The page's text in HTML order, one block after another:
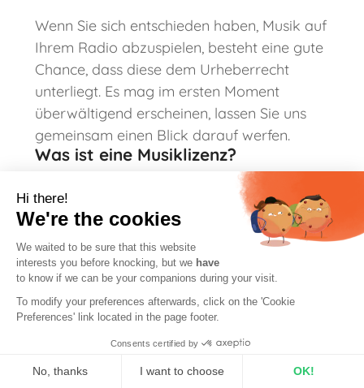
Wenn Sie sich entschieden haben, Musik auf
Ihrem Radio abzuspielen, besteht eine gute
Chance, dass diese dem Urheberrecht
unterliegt. Es mag im ersten Moment
überwältigend erscheinen, lassen Sie uns
gemeinsam einen Blick darauf werfen.
Was ist eine Musiklizenz?
Eine Musiklizenz ist eine Vereinbarung
zwischen einem Musiknutzer und dem
Eigentümer dieser Musik, die besagt, dass
er seine Erlaubnis zur Verwendung seiner
Musik gibt. Die Gebühr für diese Musiklizenz
ermöglicht es diesen
Songwritern/Komponisten, weiterhin Musik
Mit dieser Berechtigung können Sie Musik
Hi there!
We're the cookies
We waited to be sure that this website
interests you before knocking, but we have
to know if we can be your companions during your visit.
To modify your preferences afterwards, click on the 'Cookie
Preferences' link located in the page footer.
Consents certified by
No, thanks I want to choose OK!